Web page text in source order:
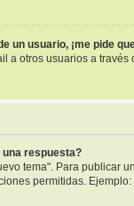
un usuario, ¡me pide
a otros usuarios a
una respuesta?
tema". Para publicar
permitidas.